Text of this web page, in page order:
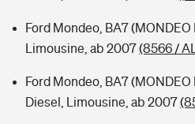
Ford Mondeo, BA7 (MONDEO
Limousine, ab 2007(8566 /
Ford Mondeo, BA7 (MONDEO
Diesel, Limousine, ab 2007